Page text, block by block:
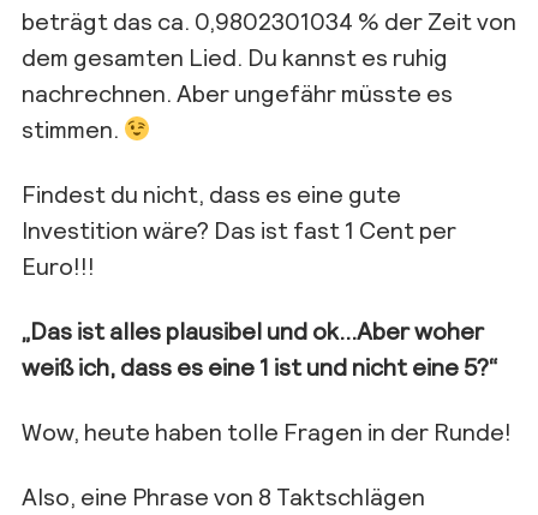
beträgt das ca. 0,9802301034 % der Zeit von
dem gesamten Lied. Du kannst es ruhig
nachrechnen. Aber ungefähr müsste es
stimmen.
Findest du nicht, dass es eine gute
Investition wäre? Das ist fast 1 Cent per
Euro!!!
„Das ist alles plausibel und ok…Aber woher
weiß ich, dass es eine 1 ist und nicht eine 5?“
Wow, heute haben tolle Fragen in der Runde!
Also, eine Phrase von 8 Taktschlägen